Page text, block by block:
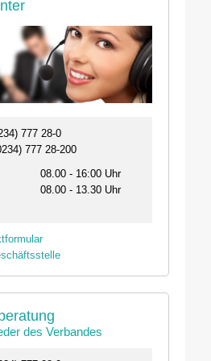
777 28-0
777 28-200
08.00 - 16:00 Uhr
08.00 - 13.30 Uhr
des Verbandes
in drei
11.09.2026 19:00